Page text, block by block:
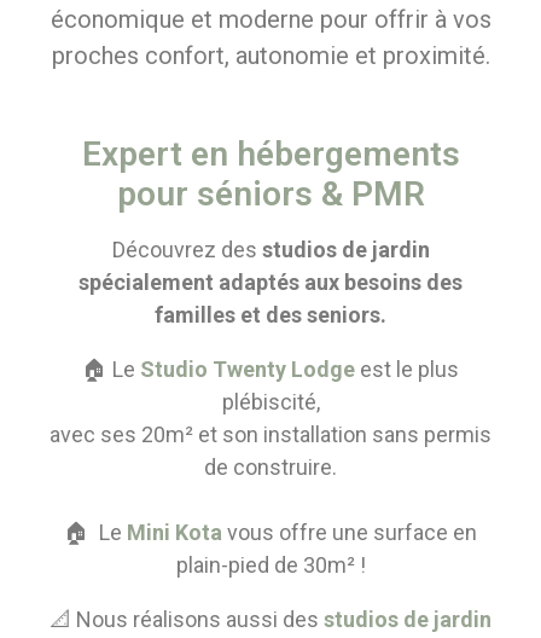
économique et moderne pour offrir à vos
proches confort, autonomie et proximité.
Expert en hébergements
pour séniors & PMR
Découvrez des studios de jardin
spécialement adaptés aux besoins des
familles et des seniors.
🏠 Le Studio Twenty Lodge est le plus
plébiscité,
avec ses 20m² et son installation sans permis
de construire.
🏠 Le Mini Kota vous offre une surface en
plain-pied de 30m² !
📐 Nous réalisons aussi des studios de jardin